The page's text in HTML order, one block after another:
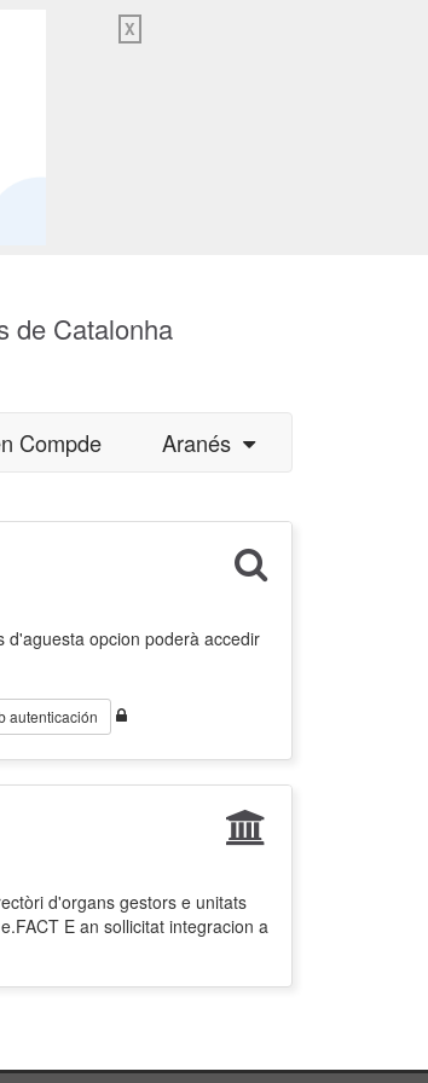
X
de Catalonha
Compde Aranés
opcion poderà accedir
autenticación
d'organs gestors e unitats
E an sollicitat integracion a